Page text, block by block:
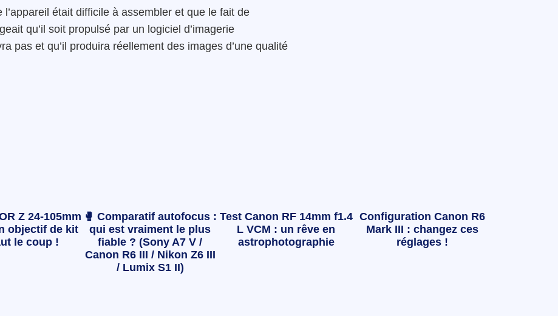
était difficile à assembler et que le fait de
qu’il soit propulsé par un logiciel d’imagerie
pas et qu’il produira réellement des images d’une qualité
Z 24-105mm
objectif de kit
le coup !
🥊 Comparatif autofocus :
qui est vraiment le plus
fiable ? (Sony A7 V /
Canon R6 III / Nikon Z6 III
/ Lumix S1 II)
Test Canon RF 14mm f1.4
L VCM : un rêve en
astrophotographie
Configuration Canon R6
Mark III : changez ces
réglages !